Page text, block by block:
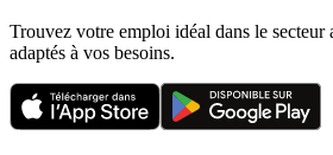
Trouvez votre emploi idéal dans le
adaptés à vos besoins.